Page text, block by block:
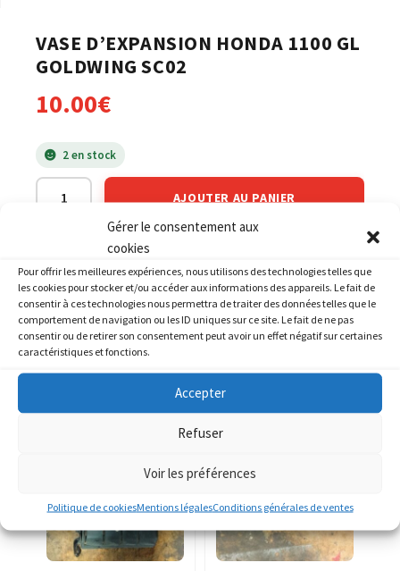
Gérer le consentement aux
cookies
Pour offrir les meilleures expériences, nous utilisons des technologies telles que
les cookies pour stocker et/ou accéder aux informations des appareils. Le fait de
consentir à ces technologies nous permettra de traiter des données telles que le
comportement de navigation ou les ID uniques sur ce site. Le fait de ne pas
consentir ou de retirer son consentement peut avoir un effet négatif sur certaines
caractéristiques et fonctions.
Accepter
Refuser
Voir les préférences
Politique de cookiesMentions légalesConditions générales de ventes
VASE D’EXPANSION HONDA 1100 GL
GOLDWING SC02
10.00€
2 en stock
AJOUTER AU PANIER
PRODUITS SIMILAIRES